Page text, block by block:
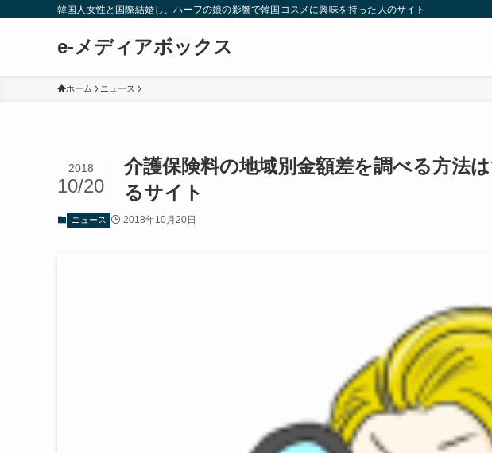
韓国人女性と国際結婚し、ハーフの娘の影響で韓国コスメに興味を持った人のサイト
e-メディアボックス
ホーム ニュース
介護保険料の地域別金額差を調べる方法
るサイト
2018
10/20
ニュース 2018年10月20日